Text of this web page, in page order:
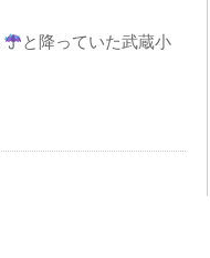
と降っていた武蔵小